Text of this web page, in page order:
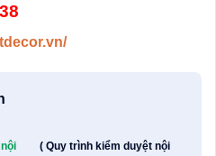
( Quy trình kiểm duyệt nội